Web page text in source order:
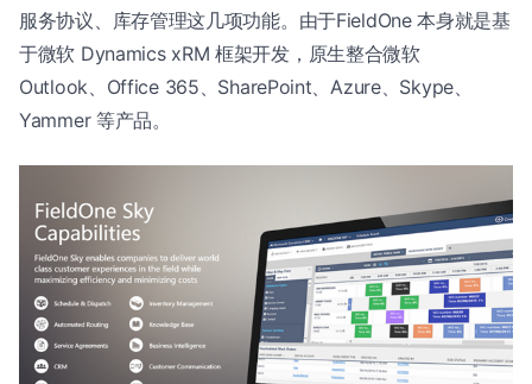
服务协议、库存管理这几项功能。由于FieldOne 本身就是基
于微软 Dynamics xRM 框架开发，原生整合微软
Outlook、Office 365、SharePoint、Azure、Skype、
Yammer 等产品。